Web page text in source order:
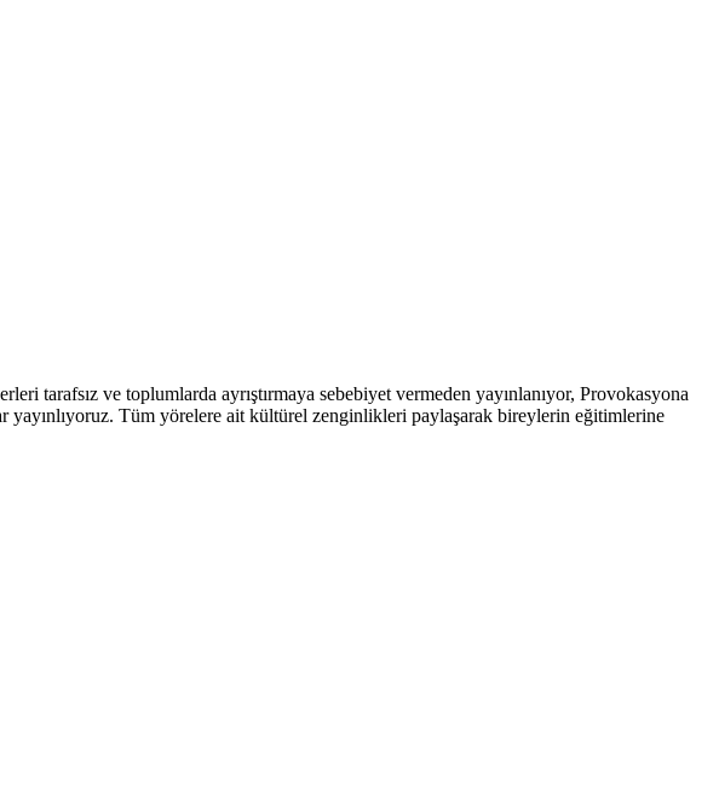
tarafsız ve toplumlarda ayrıştırmaya sebebiyet vermeden yayınlanıyor, Provokasyona
Tüm yörelere ait kültürel zenginlikleri paylaşarak bireylerin eğitimlerine